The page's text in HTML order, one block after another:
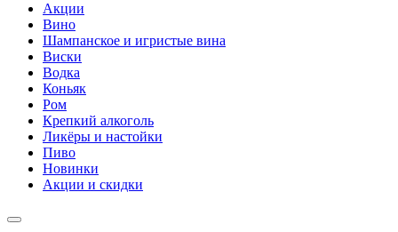
Акции
Вино
Шампанское и игристые вина
Виски
Водка
Коньяк
Ром
Крепкий алкоголь
Ликёры и настойки
Пиво
Новинки
Акции и скидки